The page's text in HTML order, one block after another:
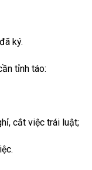
ký.
tỉnh táo:
cắt việc trái luật;